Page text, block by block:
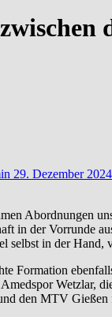
29. Dezember 2024
in der Vorrunde
selbst in der Hand,
Formation
Amedspor Wetzlar,
den MTV Gießen